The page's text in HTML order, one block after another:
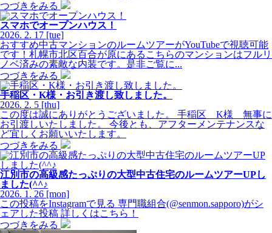
つづきをみる
スマホでオープンハウス！
2026. 2. 17 [tue]
おすすめ中古マンションのルームツアーがYouTubeで視聴可能
です！札幌市北区百合が原にあるこちらのマンションはフルリ
ノベ済みの素敵な内装です。是非ご覧に...
つづきをみる
手稲区・K様・お引き渡し致しました。
2026. 2. 5 [thu]
この度は誠にありがとうございました。 手稲区 K様 無事に
お引渡しいたしました。 今後とも、アフターメンテナンスな
ど宜しくお願いいたします。
つづきをみる
江別市の高級感たっぷりの大型中古住宅のルームツアーUPし
ました(^^♪
2026. 1. 26 [mon]
この投稿をInstagramで見る 専門職組合(@senmon.sapporo)がシ
ェアした投稿 詳しくはこちら！
つづきをみる